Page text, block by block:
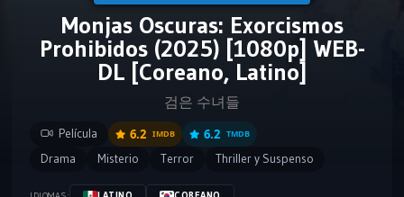
Monjas Oscuras: Exorcismos
Prohibidos (2025) [1080p] WEB-
DL [Coreano, Latino]
검은 수녀들
Película 6.2 IMDB 6.2 TMDB
Drama Misterio Terror Thriller y Suspenso